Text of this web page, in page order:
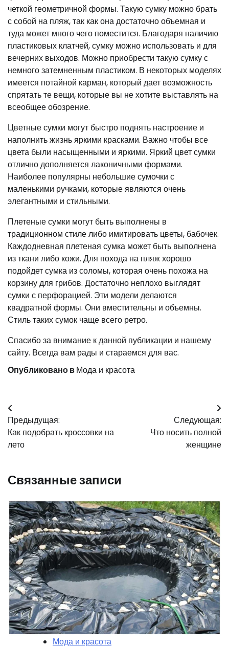
четкой геометричной формы. Такую сумку можно брать
с собой на пляж, так как она достаточно объемная и
туда может много чего поместится. Благодаря наличию
пластиковых клатчей, сумку можно использовать и для
вечерних выходов. Можно приобрести такую сумку с
немного затемненным пластиком. В некоторых моделях
имеется потайной карман, который дает возможность
спрятать те вещи, которые вы не хотите выставлять на
всеобщее обозрение.
Цветные сумки могут быстро поднять настроение и
наполнить жизнь яркими красками. Важно чтобы все
цвета были насыщенными и яркими. Яркий цвет сумки
отлично дополняется лаконичными формами.
Наиболее популярны небольшие сумочки с
маленькими ручками, которые являются очень
элегантными и стильными.
Плетеные сумки могут быть выполнены в
традиционном стиле либо имитировать цветы, бабочек.
Каждодневная плетеная сумка может быть выполнена
из ткани либо кожи. Для похода на пляж хорошо
подойдет сумка из соломы, которая очень похожа на
корзину для грибов. Достаточно неплохо выглядят
сумки с перфорацией. Эти модели делаются
квадратной формы. Они вместительны и объемны.
Стиль таких сумок чаще всего ретро.
Спасибо за внимание к данной публикации и нашему
сайту. Всегда вам рады и стараемся для вас.
Опубликовано вМода и красота
Навигация
по
записям
Предыдущая:
Как подобрать кроссовки на
лето
Следующая:
Что носить полной
женщине
Связанные записи
Мода и красота